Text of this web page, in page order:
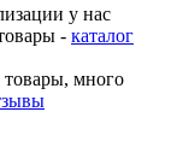
у нас
- каталог
товары, много